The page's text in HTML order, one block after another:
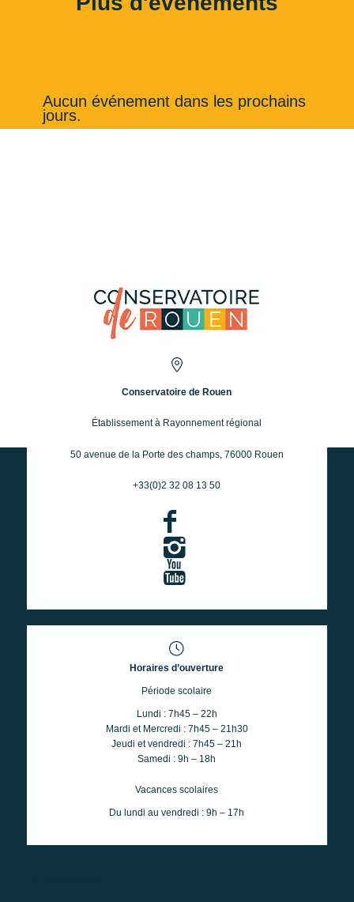
Aucun événement dans les prochains
jours.
Conservatoire de Rouen
Établissement à Rayonnement régional
50 avenue de la Porte des champs, 76000 Rouen
+33(0)2 32 08 13 50
Horaires d’ouverture
Période scolaire
Lundi : 7h45 – 22h
Mardi et Mercredi : 7h45 – 21h30
Jeudi et vendredi : 7h45 – 21h
Samedi : 9h – 18h
Vacances scolaires
Du lundi au vendredi : 9h – 17h